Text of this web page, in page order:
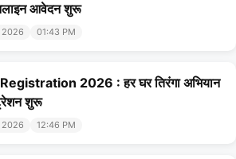
आवेदन शुरू
2026 01:43 PM
2026 : हर घर तिरंगा अभियान
शुरू
2026 12:46 PM